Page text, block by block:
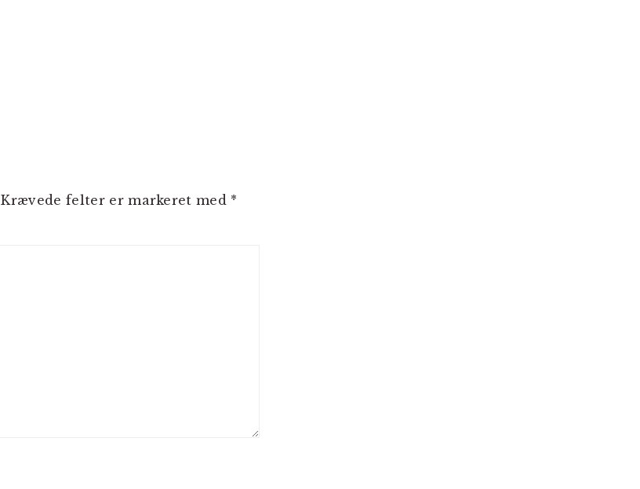
Krævede felter er markeret med *